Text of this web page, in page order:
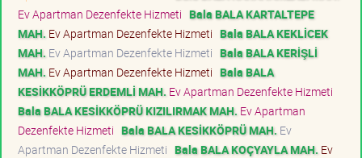
Ev Apartman Dezenfekte Hizmeti Bala BALA KARTALTEPE
MAH. Ev Apartman Dezenfekte Hizmeti Bala BALA KEKLİCEK
MAH. Ev Apartman Dezenfekte Hizmeti Bala BALA KERİŞLİ
MAH. Ev Apartman Dezenfekte Hizmeti Bala BALA
KESİKKÖPRÜ ERDEMLİ MAH. Ev Apartman Dezenfekte Hizmeti
Bala BALA KESİKKÖPRÜ KIZILIRMAK MAH. Ev Apartman
Dezenfekte Hizmeti Bala BALA KESİKKÖPRÜ MAH. Ev
Apartman Dezenfekte Hizmeti Bala BALA KOÇYAYLA MAH. Ev